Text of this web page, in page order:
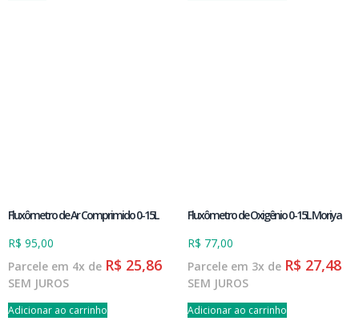
Fluxômetro de Ar Comprimido 0-15L
R$ 95,00
Parcele em 4x de R$ 25,86
SEM JUROS
Adicionar ao carrinho
Fluxômetro de Oxigênio 0-15L Moriya
R$ 77,00
Parcele em 3x de R$ 27,48
SEM JUROS
Adicionar ao carrinho